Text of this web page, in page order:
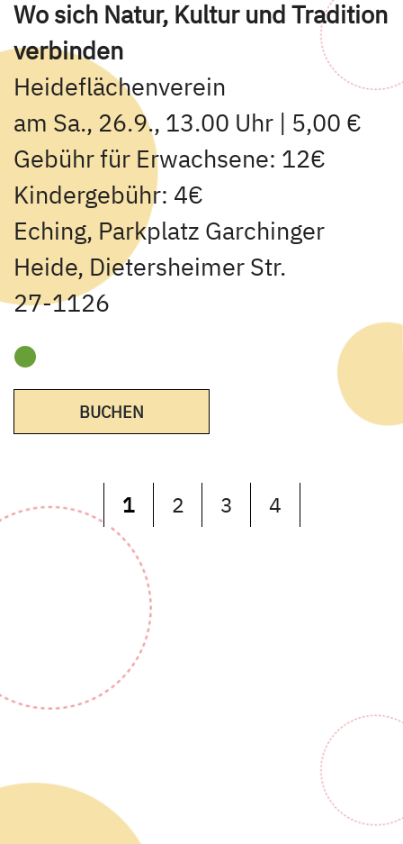
Wo sich Natur, Kultur und Tradition
verbinden
Heideflächenverein
am Sa., 26.9., 13.00 Uhr | 5,00 €
Gebühr für Erwachsene: 12€
Kindergebühr: 4€
Eching, Parkplatz Garchinger
Heide, Dietersheimer Str.
27-1126
BUCHEN
1 2 3 4